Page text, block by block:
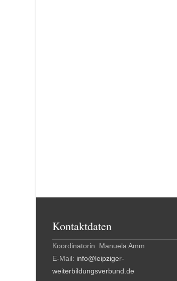
Kontaktdaten
Koordinatorin: Manuela Amm
E-Mail: info@leipziger-
weiterbildungsverbund.de